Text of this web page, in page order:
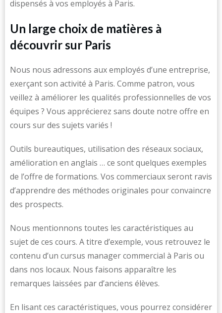
dispensés à vos employés à Paris.
Un large choix de matières à
découvrir sur Paris
Nous nous adressons aux employés d’une entreprise,
exerçant son activité à Paris. Comme patron, vous
veillez à améliorer les qualités professionnelles de vos
équipes ? Vous apprécierez sans doute notre offre en
cours sur des sujets variés !
Outils bureautiques, utilisation des réseaux sociaux,
amélioration en anglais … ce sont quelques exemples
de l’offre de formations. Vos commerciaux seront ravis
d’apprendre des méthodes originales pour convaincre
des prospects.
Nous mentionnons toutes les caractéristiques au
sujet de ces cours. A titre d’exemple, vous retrouvez le
contenu d’un cursus manager commercial à Paris ou
dans nos locaux. Nous faisons apparaître les
remarques laissées par d’anciens élèves.
En lisant ces caractéristiques, vous pourrez considérer